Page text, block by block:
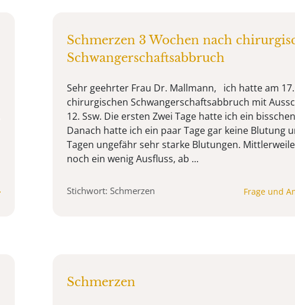
Schmerzen 3 Wochen nach
Schwangerschaftsabbruch
Sehr geehrter Frau Dr. Mallmann, ich hatte am
chirurgischen Schwangerschaftsabbruch mit
12. Ssw. Die ersten Zwei Tage hatte ich ein
Danach hatte ich ein paar Tage gar keine Blutung
Tagen ungefähr sehr starke Blutungen.
noch ein wenig Ausfluss, ab ...
Stichwort: Schmerzen Frage und
Schmerzen